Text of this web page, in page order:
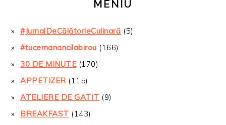
MENIU
#JurnalDeCălătorieCulinară (5)
#tucemanancilabirou (166)
30 DE MINUTE(170)
APPETIZER(115)
ATELIERE DE GATIT (9)
BREAKFAST (143)